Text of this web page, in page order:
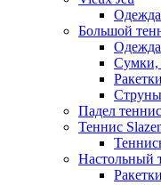
Большой
Сумки,
Падел теннис
Теннис
Настольный